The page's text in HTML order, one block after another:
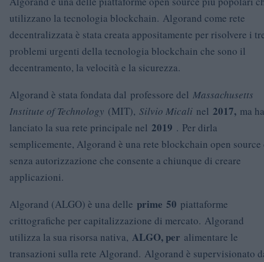
utilizzano la tecnologia blockchain. Algorand come rete
decentralizzata è stata creata appositamente per risolvere i
problemi urgenti della tecnologia blockchain che sono il
decentramento, la velocità e la sicurezza.
Algorand è stata fondata dal professore del Massachusetts
Institute of Technology (MIT), Silvio Micali nel 2017, ma ha
lanciato la sua rete principale nel 2019 . Per dirla
semplicemente, Algorand è una rete blockchain open source
senza autorizzazione che consente a chiunque di creare
applicazioni.
Algorand (ALGO) è una delle prime 50 piattaforme
crittografiche per capitalizzazione di mercato. Algorand
utilizza la sua risorsa nativa, ALGO, per alimentare le
transazioni sulla rete Algorand. Algorand è supervisionato